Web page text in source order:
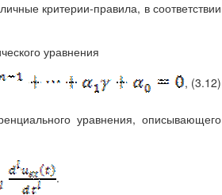
критерии-правила, в соответствии
уравнения
, (3.12)
уравнения, описывающего
.